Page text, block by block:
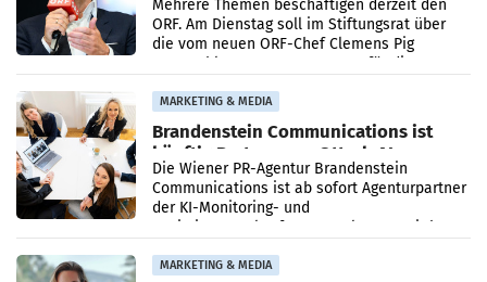
Mehrere Themen beschäftigen derzeit den
ORF. Am Dienstag soll im Stiftungsrat über
die vom neuen ORF-Chef Clemens Pig
vorgeschlagenen Besetzungen für die
MARKETING & MEDIA
Brandenstein Communications ist
künftig Partner von OtterlyAI
Die Wiener PR-Agentur Brandenstein
Communications ist ab sofort Agenturpartner
der KI-Monitoring- und
Optimierungsplattform OtterlyAI. Damit baut
MARKETING & MEDIA